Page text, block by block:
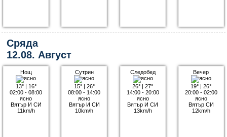
Сряда
12.08. Август
Нощ
13°| 16°
02:00 - 08:00
ясно
Вятър И СИ
11km/h
Сутрин
15°| 26°
08:00 - 14:00
ясно
Вятър И СИ
10km/h
Следобед
26° |27°
14:00 - 20:00
ясно
Вятър И СИ
13km/h
Вечер
19° |26°
20:00 - 02:00
ясно
Вятър СИ
12km/h